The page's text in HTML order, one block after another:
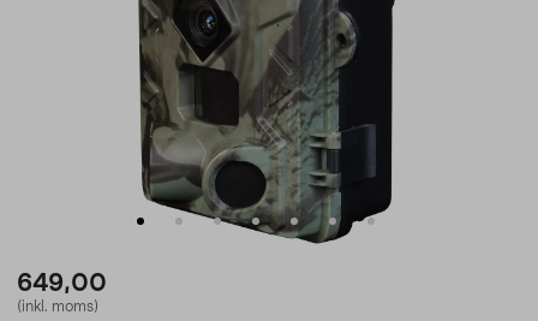
649,00
(inkl. moms)